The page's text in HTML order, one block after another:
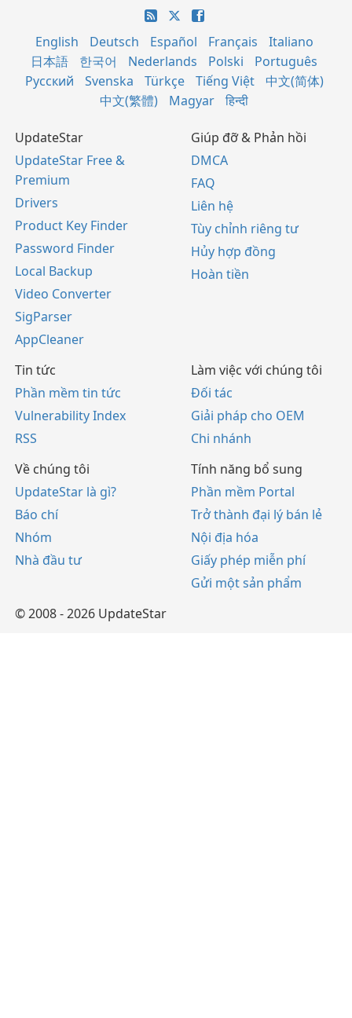
English Deutsch Español Français
Italiano
日本語
한국어 Nederlands Polski
Português
Русский
Svenska Türkçe Tiếng Việt
中文(简体)
中文(繁體)
Magyar हिन्दी
UpdateStar
UpdateStar Free &
Premium
Drivers
Product Key Finder
Password Finder
Local Backup
Video Converter
SigParser
AppCleaner
Giúp đỡ & Phản hồi
DMCA
FAQ
Liên hệ
Tùy chỉnh riêng tư
Hủy hợp đồng
Hoàn tiền
Tin tức
Phần mềm tin tức
Vulnerability Index
RSS
Làm việc với chúng tôi
Đối tác
Giải pháp cho OEM
Chi nhánh
Về chúng tôi
UpdateStar là gì?
Báo chí
Nhóm
Nhà đầu tư
Tính năng bổ sung
Phần mềm Portal
Trở thành đại lý bán lẻ
Nội địa hóa
Giấy phép miễn phí
Gửi một sản phẩm
© 2008 - 2026 UpdateStar